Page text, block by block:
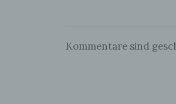
Kommentare sind